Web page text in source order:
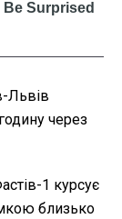
Львів
через
1 курсує
близько